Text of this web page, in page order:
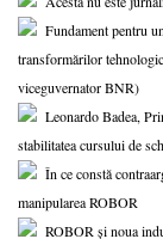
Fundament pentru
transformărilor
viceguvernator BNR)
Leonardo Badea,
stabilitatea cursului de
În ce constă
manipularea ROBOR
ROBOR și noua